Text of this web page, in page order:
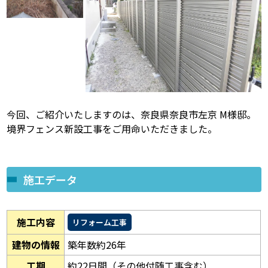
今回、ご紹介いたしますのは、奈良県奈良市左京 M様邸。
境界フェンス新設工事をご用命いただきました。
施工データ
施工内容 リフォーム工事
建物の情報 築年数約26年